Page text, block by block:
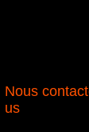
Nous
us